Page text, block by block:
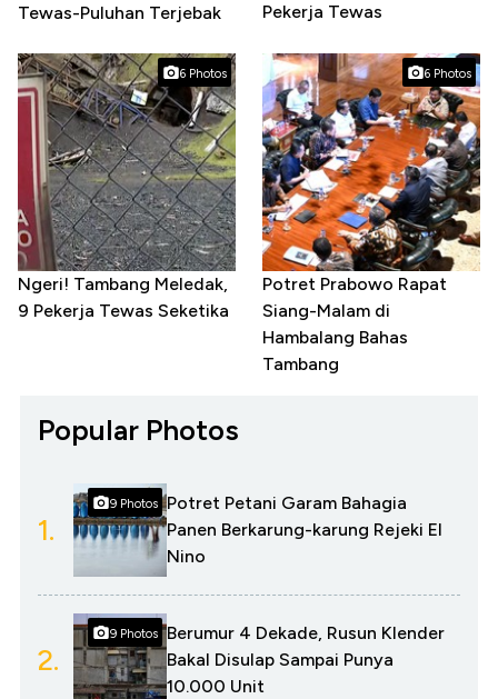
Tewas-Puluhan Terjebak
Pekerja Tewas
6 Photos
Ngeri! Tambang Meledak,
9 Pekerja Tewas Seketika
6 Photos
Potret Prabowo Rapat
Siang-Malam di
Hambalang Bahas
Tambang
Popular Photos
1.
9 Photos
Potret Petani Garam Bahagia
Panen Berkarung-karung Rejeki El
Nino
2.
9 Photos
Berumur 4 Dekade, Rusun Klender
Bakal Disulap Sampai Punya
10.000 Unit